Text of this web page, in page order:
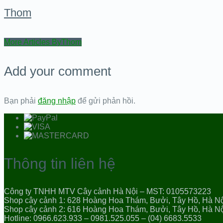
Thom
More Articles ByThom
Add your comment
Bạn phải đăng nhập để gửi phản hồi.
Thông tin liên hệ
Công ty TNHH MTV Cây cảnh Hà Nội – MST: 0105573223
Shop cây cảnh 1: 628 Hoàng Hoa Thám, Bưởi, Tây Hồ, Hà
Shop cây cảnh 2: 616 Hoàng Hoa Thám, Bưởi, Tây Hồ, Hà
Hotline: 0966.623.933 – 0981.525.055 – (04) 6683.5533